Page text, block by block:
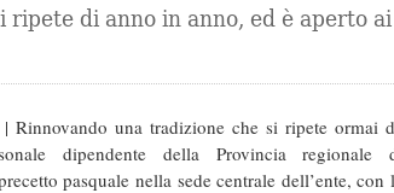
ripete di anno in anno, ed è aperto
| Rinnovando una tradizione che si ripete ormai
dipendente della Provincia regionale
pasquale nella sede centrale dell’ente, con